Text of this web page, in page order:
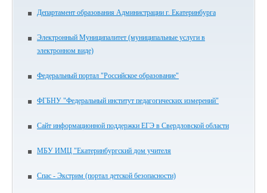
Департамент образования Администрации г. Екатеринбурга
Электронный Муниципалитет (муниципальные услуги в
электронном виде)
Федеральный портал "Российское образование"
ФГБНУ "Федеральный институт педагогических измерений"
Сайт информационной поддержки ЕГЭ в Свердловской области
МБУ ИМЦ "Екатеринбургский дом учителя
Спас - Экстрим (портал детской безопасности)